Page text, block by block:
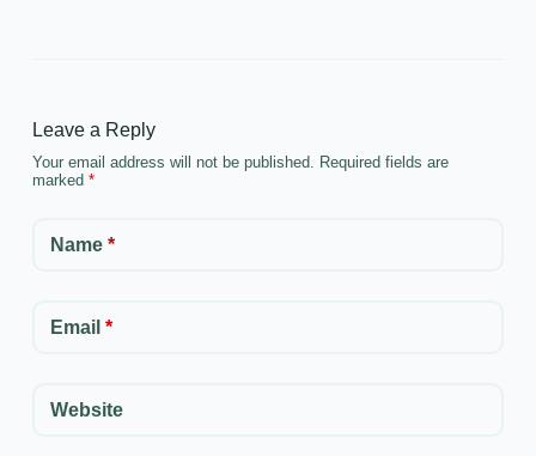
Leave a Reply
Your email address will not be published. Required fields are
marked *
Name*
Email *
Website